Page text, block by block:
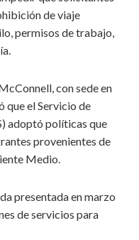
de viaje
permisos de trabajo,
con sede en
que el Servicio de
adoptó políticas que
provenientes de
Medio.
presentada en marzo
de servicios para